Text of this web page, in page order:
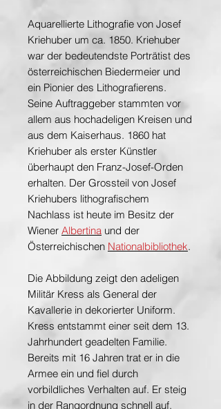
Aquarellierte Lithografie von Josef
Kriehuber um ca. 1850. Kriehuber
war der bedeutendste Porträtist des
österreichischen Biedermeier und
ein Pionier des Lithografierens.
Seine Auftraggeber stammten vor
allem aus hochadeligen Kreisen und
aus dem Kaiserhaus. 1860 hat
Kriehuber als erster Künstler
überhaupt den Franz-Josef-Orden
erhalten. Der Grossteil von Josef
Kriehubers lithografischem
Nachlass ist heute im Besitz der
Wiener Albertina und der
Österreichischen Nationalbibliothek.
Die Abbildung zeigt den adeligen
Militär Kress als General der
Kavallerie in dekorierter Uniform.
Kress entstammt einer seit dem 13.
Jahrhundert geadelten Familie.
Bereits mit 16 Jahren trat er in die
Armee ein und fiel durch
vorbildliches Verhalten auf. Er steig
in der Rangordnung schnell auf,